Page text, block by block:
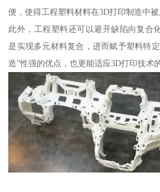
便，使得工程塑料材料在3D打印制造中被
此外，工程塑料还可以避开缺陷向复合
是实现多元材料复合，进而赋予塑料特
造”性强的优点，也更能适应3D打印技术